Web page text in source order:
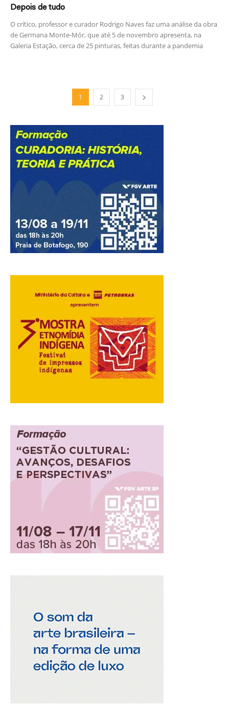
Depois de tudo
O crítico, professor e curador Rodrigo Naves faz uma análise da obra
de Germana Monte-Mór, que até 5 de novembro apresenta, na
Galeria Estação, cerca de 25 pinturas, feitas durante a pandemia
1 2 3